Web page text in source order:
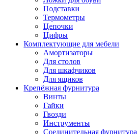
Подставки
Термометры
Цепочки
Цифры
Комплектующие для мебели
Амортизаторы
Для столов
Для шкафчиков
Для ящиков
Крепёжная фурнитура
Винты
Гайки
Гвозди
Инструменты
Соединительная фурнитура